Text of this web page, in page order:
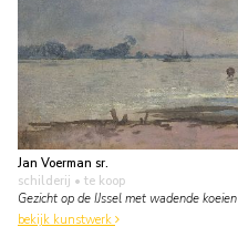
Jan Voerman sr.
schilderij • te koop
Gezicht op de IJssel met wadende koeien
bekijk kunstwerk